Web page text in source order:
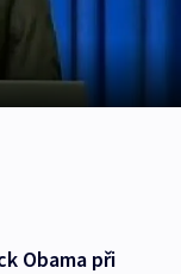
Obama při